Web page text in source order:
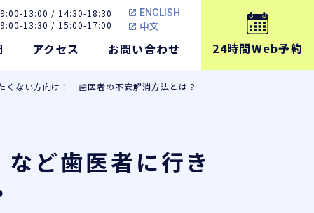
9:00-13:00 / 14:30-18:30
9:00-13:30 / 15:00-17:00
ENGLISH
中文
アクセス お問い合わせ 24時間Web予約
くない方向け！ 歯医者の不安解消方法とは？
ど歯医者に行き